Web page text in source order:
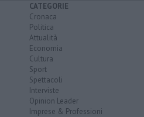
CATEGORIE
Cronaca
Politica
Attualità
Economia
Cultura
Sport
Spettacoli
Interviste
Opinion Leader
Imprese & Professioni